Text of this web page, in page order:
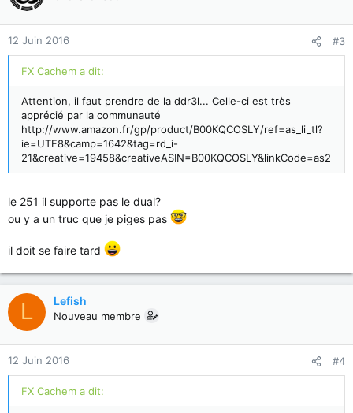
12 Juin 2016 #3
FX Cachem a dit:
Attention, il faut prendre de la ddr3l... Celle-ci est très
apprécié par la communauté
http://www.amazon.fr/gp/product/B00KQCOSLY/ref=as_li_tl?
ie=UTF8&camp=1642&tag=rd_i-
21&creative=19458&creativeASIN=B00KQCOSLY&linkCode=as2
le 251 il supporte pas le dual?
ou y a un truc que je piges pas
il doit se faire tard
L Lefish
Nouveau membre
12 Juin 2016 #4
FX Cachem a dit: